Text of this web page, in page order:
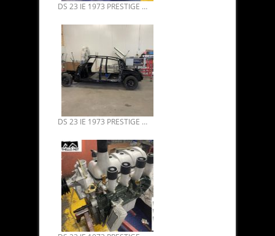
DS 23 IE 1973 PRESTIGE EX 1ER MINISTRE MR MESSMER 05.
DS 23 IE 1973 PRESTIGE EX 1ER MINISTRE MR MESSMER 04.